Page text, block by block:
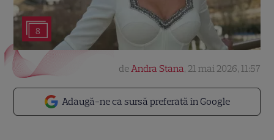
8
Adaugă-ne ca sursă preferată în Google
deAndra Stana, 21 mai 2026, 11:57